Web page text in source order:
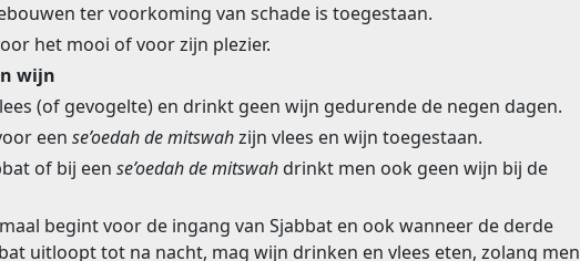
ter voorkoming van schade is toegestaan.
het mooi of voor zijn plezier.
wijn
(of gevogelte) en drinkt geen wijn gedurende de negen dagen.
eense’oedah de mitswahzijn vlees en wijn toegestaan.
of bij eense’oedah de mitswahdrinkt men ook geen wijn bij de
begint voor de ingang van Sjabbat en ook wanneer de derde
uitloopt tot na nacht, mag wijn drinken en vlees eten, zolang men